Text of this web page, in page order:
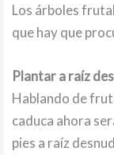
Los árboles
que hay que
Plantar a raíz
Hablando de
caduca ahora
pies a raíz